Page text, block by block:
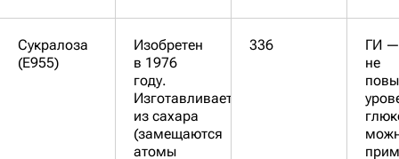
Сукралоза
(Е955)
Изобретен
в 1976
году.
Изготавливается
из сахара
(замещаются
атомы
336
ГИ
не